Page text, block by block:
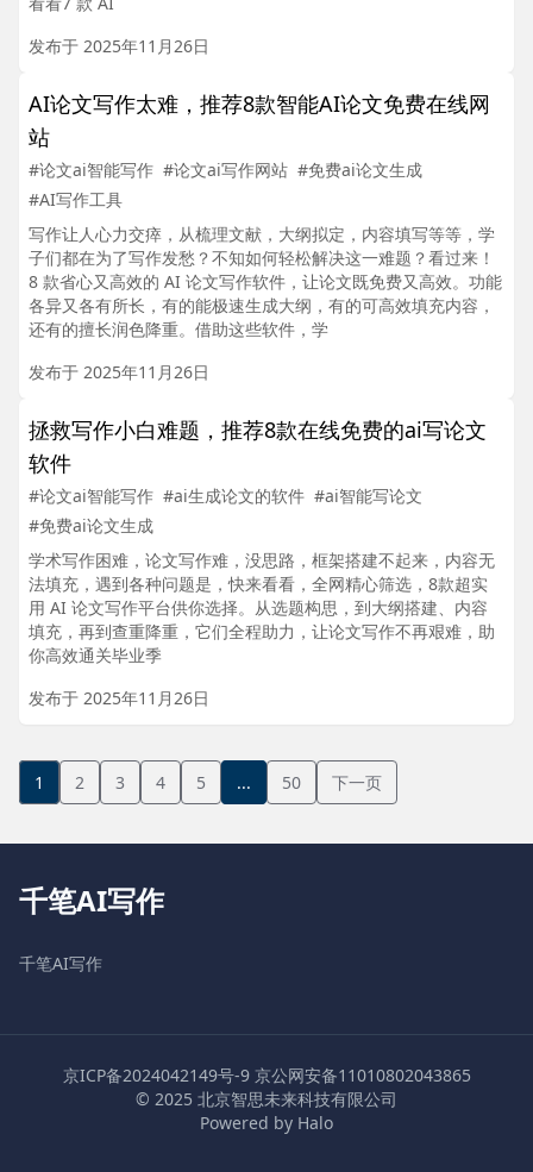
发布于 2025年11月26日
AI论文写作太难，推荐8款智能AI论文免费在线网
站
#论文ai智能写作 #论文ai写作网站 #免费ai论文生成
#AI写作工具
写作让人心力交瘁，从梳理文献，大纲拟定，内容填写等等，学
子们都在为了写作发愁？不知如何轻松解决这一难题？看过来！
8 款省心又高效的 AI 论文写作软件，让论文既免费又高效。功能
各异又各有所长，有的能极速生成大纲，有的可高效填充内容，
还有的擅长润色降重。借助这些软件，学
发布于 2025年11月26日
拯救写作小白难题，推荐8款在线免费的ai写论文
软件
#论文ai智能写作 #ai生成论文的软件 #ai智能写论文
#免费ai论文生成
学术写作困难，论文写作难，没思路，框架搭建不起来，内容无
法填充，遇到各种问题是，快来看看，全网精心筛选，8款超实
用 AI 论文写作平台供你选择。从选题构思，到大纲搭建、内容
填充，再到查重降重，它们全程助力，让论文写作不再艰难，助
你高效通关毕业季
发布于 2025年11月26日
千笔AI写作
千笔AI写作
京ICP备2024042149号-9 京公网安备11010802043865
© 2025 北京智思未来科技有限公司
Powered by Halo